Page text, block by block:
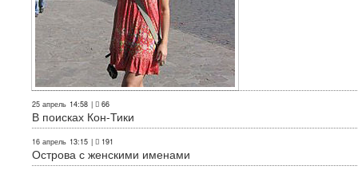
25 апрель 14:58 | 66
В поисках Кон-Тики
16 апрель 13:15 | 191
Острова с женскими именами